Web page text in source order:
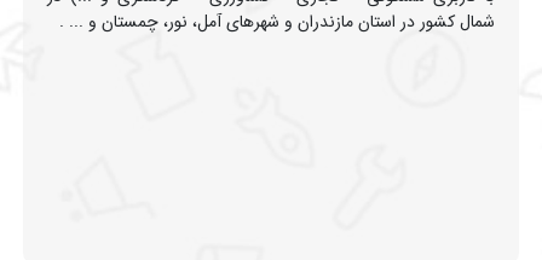
شمال کشور در استان مازندران و شهرهای آمل، نور، چمستان و ... .